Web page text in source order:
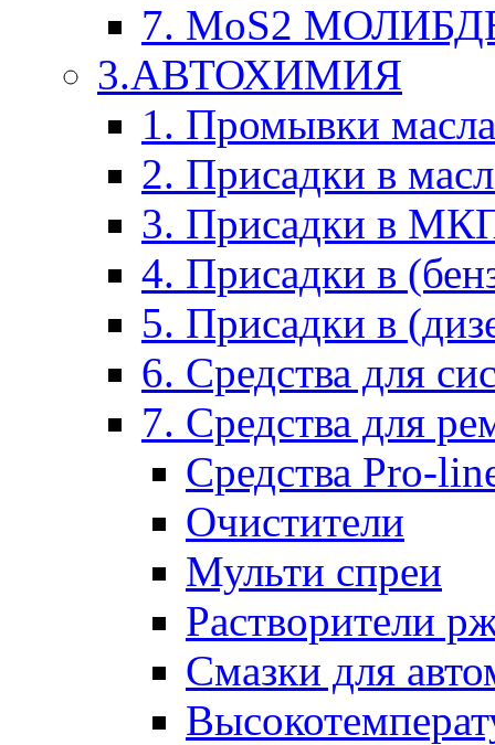
7. MoS2
3.АВТОХИМИЯ
1. Промывки масла
2. Присадки в
3. Присадки в
4. Присадки в
5. Присадки в
6. Средства для
7. Средства для
Средства Pro-
Очистители
Мульти спреи
Растворители
Смазки для